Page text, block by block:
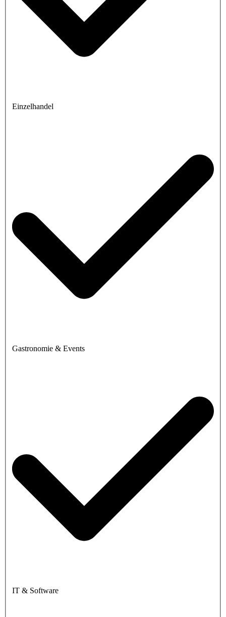
Einzelhandel
Gastronomie & Events
IT & Software